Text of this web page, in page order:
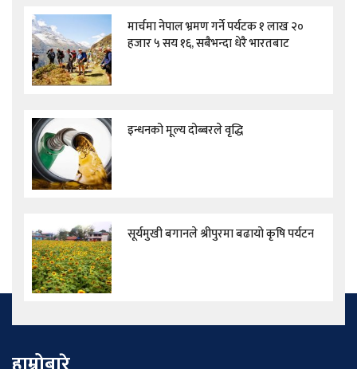
मार्चमा नेपाल भ्रमण गर्ने पर्यटक १ लाख २०
हजार ५ सय १६, सबैभन्दा धेरै भारतबाट
इन्धनको मूल्य दोब्बरले वृद्धि
सूर्यमुखी बगानले श्रीपुरमा बढायो कृषि पर्यटन